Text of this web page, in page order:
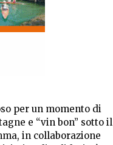
per un momento di
e “vin bon” sotto il
in collaborazione